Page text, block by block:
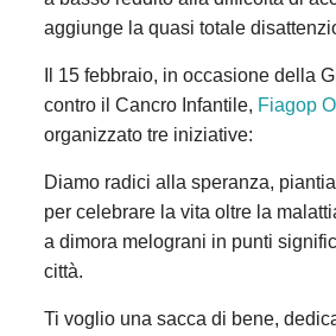
aggiunge la quasi totale
Il 15 febbraio, in occasione della
contro il Cancro Infantile, Fiagop
organizzato tre iniziative:
Diamo radici alla speranza,
per celebrare la vita oltre la
a dimora melograni in punti
città.
Ti voglio una sacca di bene,